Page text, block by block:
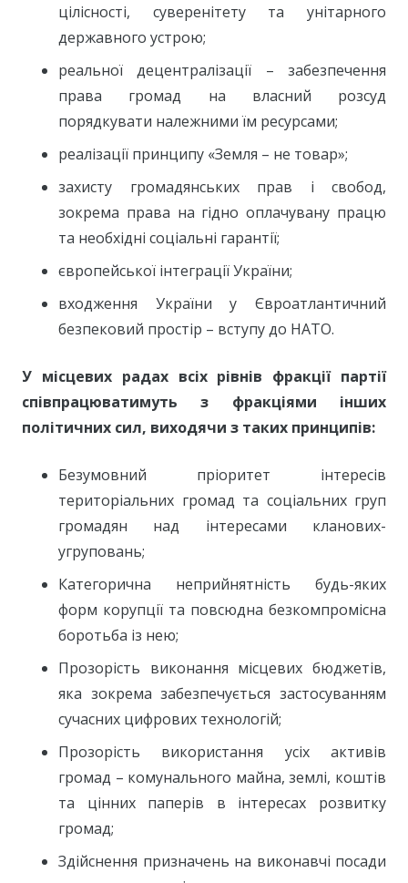
цілісності, суверенітету та унітарного
державного устрою;
реальної децентралізації – забезпечення
права громад на власний розсуд
порядкувати належними їм ресурсами;
реалізації принципу «Земля – не товар»;
захисту громадянських прав і свобод,
зокрема права на гідно оплачувану працю
та необхідні соціальні гарантії;
європейської інтеграції України;
входження України у Євроатлантичний
безпековий простір – вступу до НАТО.
У місцевих радах всіх рівнів фракції партії
співпрацюватимуть з фракціями інших
політичних сил, виходячи з таких принципів:
Безумовний пріоритет інтересів
територіальних громад та соціальних груп
громадян над інтересами кланових-
угруповань;
Категорична неприйнятність будь-яких
форм корупції та повсюдна безкомпромісна
боротьба із нею;
Прозорість виконання місцевих бюджетів,
яка зокрема забезпечується застосуванням
сучасних цифрових технологій;
Прозорість використання усіх активів
громад – комунального майна, землі, коштів
та цінних паперів в інтересах розвитку
громад;
Здійснення призначень на виконавчі посади